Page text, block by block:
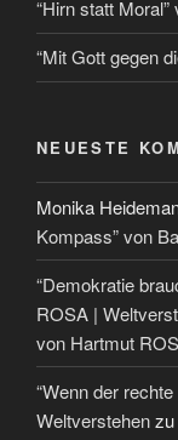
“Hirn statt
“Mit Gott gegen
NEUESTE
Monika
Kompass” von
“Demokratie
ROSA |
von Hartmut
“Wenn der
Weltverstehenzu